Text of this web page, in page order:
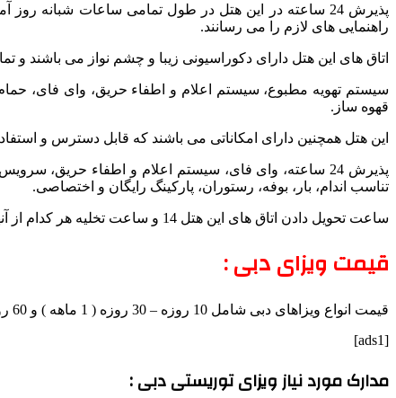
پذیرش 24 ساعته در این هتل در طول تمامی ساعات شبانه
راهنمایی های لازم را می رسانند.
اتاق های این هتل دارای دکوراسیونی زیبا و چشم نواز می باشند و
سیستم تهویه مطبوع، سیستم اعلام و اطفاء حریق، وای فای،
قهوه ساز.
این هتل همچنین دارای امکاناتی می باشند که قابل دسترس و
پذیرش 24 ساعته، وای فای، سیستم اعلام و اطفاء
تناسب اندام، بار، بوفه، رستوران، پارکینگ رایگان و اختصاصی.
ساعت تحویل دادن اتاق های این هتل 14 و ساعت تخلیه هر کدام از آنها 12 ظهر انجام می گیرد.
قیمت ویزای دبی :
قیمت انواع ویزاهای دبی شامل 10 روزه – 30 روزه ( 1 ماهه ) و 60 روزه ( 2 ماهه ) در جدول زیر به صورت بروز قابل مشاهده می باشد .
[ads1]
مدارک مورد نیاز ویزای توریستی دبی :